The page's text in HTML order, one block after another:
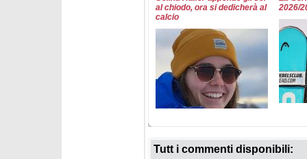
al chiodo, ora si dedicherà al
calcio
2026/
gigante.Shiffrin 6 Coppe
come Moser-Proell
Coppa
Tutt i commenti disponibili: